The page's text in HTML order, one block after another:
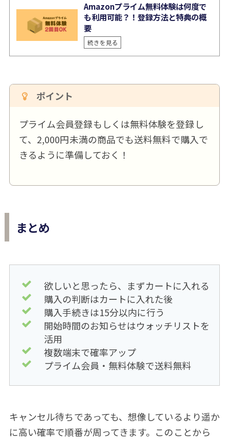
Amazonプライム無料体験は何度で
も利用可能？！登録方法と特典の概
要
続きを見る
ポイント
プライム会員登録もしくは無料体験を登録し
て、2,000円未満の商品でも送料無料で購入で
きるように準備しておく！
まとめ
欲しいと思ったら、まずカートに入れる
購入の判断はカートに入れた後
購入手続きは15分以内に行う
開始時間のお知らせはウォッチリストを
活用
複数端末で確率アップ
プライム会員・無料体験で送料無料
キャンセル待ちであっても、想像しているより遥か
に高い確率で順番が周ってきます。このことから